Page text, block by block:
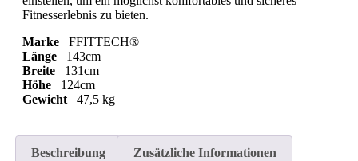
Fitnesserlebnis zu bieten.
Marke FFITTECH®
Länge
143cm
Breite
131cm
Höhe 124cm
Gewicht
47,5 kg
Beschreibung Zusätzliche Informationen